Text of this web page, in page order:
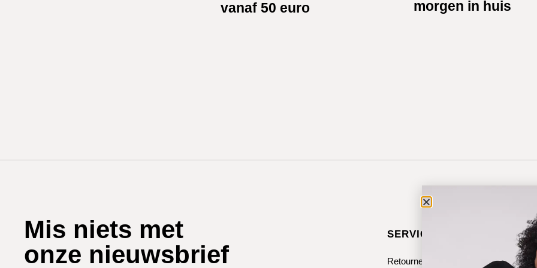
vanaf 50 euro
morgen in huis
Mis niets met
onze nieuwsbrief
SERVICE & CONTACT
Retourneren